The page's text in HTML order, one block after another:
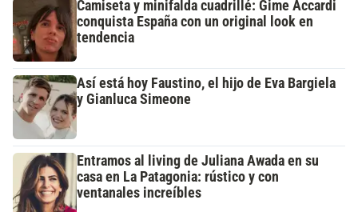
Camiseta y minifalda cuadrillé: Gime Accardi
conquista España con un original look en
tendencia
Así está hoy Faustino, el hijo de Eva Bargiela
y Gianluca Simeone
Entramos al living de Juliana Awada en su
casa en La Patagonia: rústico y con
ventanales increíbles